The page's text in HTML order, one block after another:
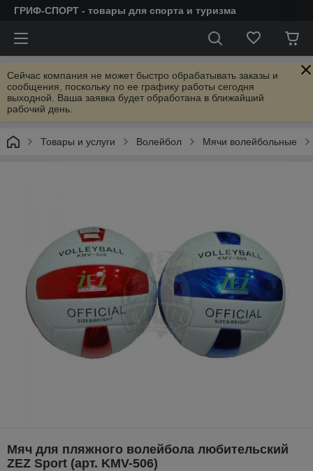
ГРИФ-СПОРТ - товары для спорта и туризма
Сейчас компания не может быстро обрабатывать заказы и
сообщения, поскольку по ее графику работы сегодня
выходной. Ваша заявка будет обработана в ближайший
рабочий день.
Товары и услуги Волейбол Мячи волейбольные
Мяч для пляжного волейбола любительский
ZEZ Sport (арт. KMV-506)